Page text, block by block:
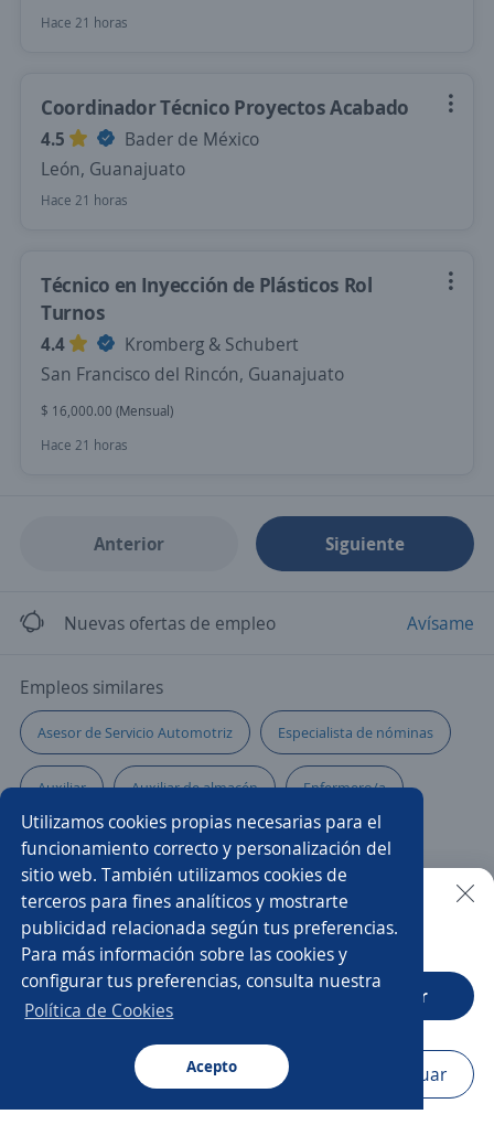
Utilizamos cookies propias necesarias para el
funcionamiento correcto y personalización del
sitio web. También utilizamos cookies de
terceros para fines analíticos y mostrarte
publicidad relacionada según tus preferencias.
Para más información sobre las cookies y
configurar tus preferencias, consulta nuestra
Política de Cookies
Acepto
Buscar Postulaciones Avisos Favoritos
Hace 21 horas
Coordinador Técnico Proyectos Acabado
4.5
Bader de México
León, Guanajuato
Hace 21 horas
Técnico en Inyección de Plásticos Rol
Turnos
4.4
Kromberg & Schubert
San Francisco del Rincón, Guanajuato
$ 16,000.00 (Mensual)
Hace 21 horas
Anterior Siguiente
Nuevas ofertas de empleo Avísame
Empleos similares
Asesor de Servicio Automotriz Especialista de nóminas
Auxiliar Auxiliar de almacén Enfermero/a
Oficial mantenimiento
EJECUTIVO DE ATENCIÓN A CLIENTES Técnico laboratorio
Técnico en refrigeración Técnico/a electromecánico
Especialista en ventas
Jefe/a Electromecánico/a
Buscar es más fácil en la app
CT App Abrir
Navegador Continuar